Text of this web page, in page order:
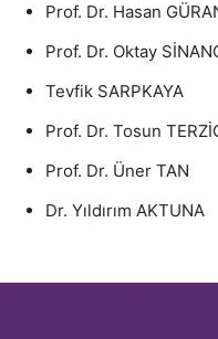
Prof. Dr. Hasan
Prof. Dr. Oktay
Tevfik SARPKAYA
Prof. Dr. Tosun
Prof. Dr. Üner TAN
Dr. Yıldırım AKTUNA